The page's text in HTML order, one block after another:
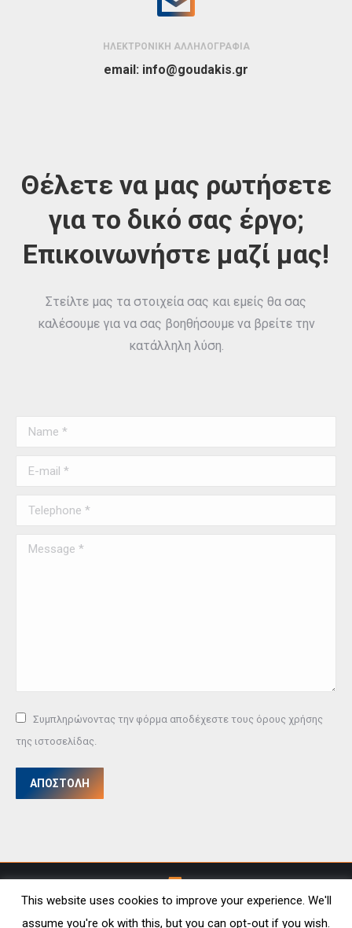
ΗΛΕΚΤΡΟΝΙΚΗ ΑΛΛΗΛΟΓΡΑΦΙΑ
email: info@goudakis.gr
Θέλετε να μας ρωτήσετε
για το δικό σας έργο;
Επικοινωνήστε μαζί μας!
Στείλτε μας τα στοιχεία σας και εμείς θα σας
καλέσουμε για να σας βοηθήσουμε να βρείτε την
κατάλληλη λύση.
Name *
E-mail *
Telephone *
Message *
Συμπληρώνοντας την φόρμα αποδέχεστε τους όρους χρήσης
της ιστοσελίδας.
ΑΠΟΣΤΟΛΗ
This website uses cookies to improve your experience. We'll
assume you're ok with this, but you can opt-out if you wish.